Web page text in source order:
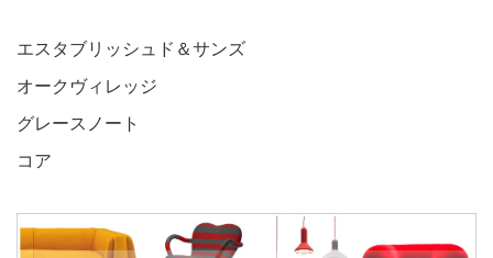
エスタブリッシュド＆サンズ
オークヴィレッジ
グレースノート
コア